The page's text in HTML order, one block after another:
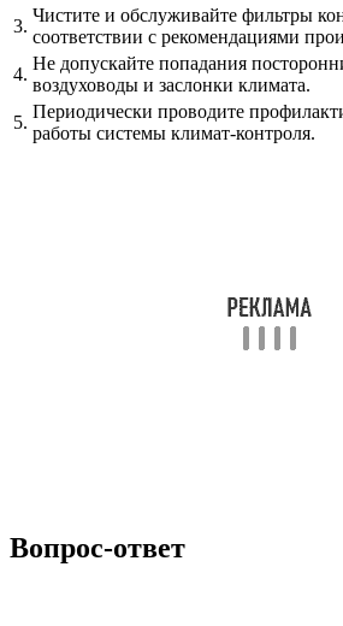
3.
Чистите и обслуживайте фильтры
соответствии с рекомендациями
4.
Не допускайте попадания
воздуховоды и заслонки климата.
5.
Периодически проводите
работы системы климат-контроля.
Вопрос-ответ